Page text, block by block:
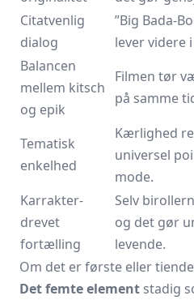
Citatvenlig
dialog
”Big Bada-
lever videre
Balancen
mellem kitsch
og epik
Filmen tør
på samme
Tematisk
enkelhed
Kærlighed
universel
mode.
Karrakter-
drevet
fortælling
Selv
og det gør
levende.
Om det er første eller
Det femte element stadig